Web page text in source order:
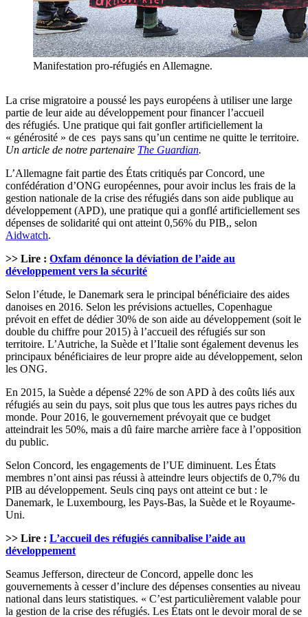
Manifestation pro-réfugiés en Allemagne.
La crise migratoire a poussé les pays européens à utiliser une large
partie de leur aide au développement pour financer l’accueil
des réfugiés. Une pratique qui fait gonfler artificiellement la
« générosité » de ces pays sans qu’un centime ne quitte le territoire.
Un article de notre partenaire The Guardian.
L’Allemagne fait partie des États critiqués par Concord, une
confédération d’ONG européennes, pour avoir inclus les frais de la
gestion nationale de la crise des réfugiés dans son aide publique au
développement (APD), une pratique qui a gonflé artificiellement ses
dépenses de solidarité qui ont atteint 0,56% du PIB,, selon
Aidwatch.
>> Lire : Oxfam dénonce la déviation de l’aide au
développement vers la sécurité
Selon l’étude, le Danemark sera le principal bénéficiaire des aides
danoises en 2016. Selon les prévisions actuelles, Copenhague
prévoit en effet de dédier 30% de son aide au développement (soit le
double du chiffre pour 2015) à l’accueil des réfugiés sur son
territoire. L’Autriche, la Suède et l’Italie sont également devenus les
principaux bénéficiaires de leur propre aide au développement, selon
les ONG.
En 2015, la Suède a dépensé 22% de son APD à des coûts liés aux
réfugiés au sein du pays, soit plus que tous les autres pays riches du
monde. Pour 2016, le gouvernement prévoyait que ce budget
atteindrait les 50%, mais a dû faire marche arrière face à l’opposition
du public.
Selon Concord, les engagements de l’UE diminuent. Les États
membres n’ont ainsi pas réussi à atteindre leurs objectifs de 0,7% du
PIB au développement. Seuls cinq pays ont atteint ce but : le
Danemark, le Luxembourg, les Pays-Bas, la Suède et le Royaume-
Uni.
>> Lire : L’accueil des réfugiés cannibalise l’aide au
développement
Seamus Jefferson, directeur de Concord, appelle donc les
gouvernements à cesser d’inclure des dépenses consenties au niveau
national dans leurs statistiques. « C’est particulièrement valable pour
la gestion de la crise des réfugiés. Les États ont le devoir moral de se